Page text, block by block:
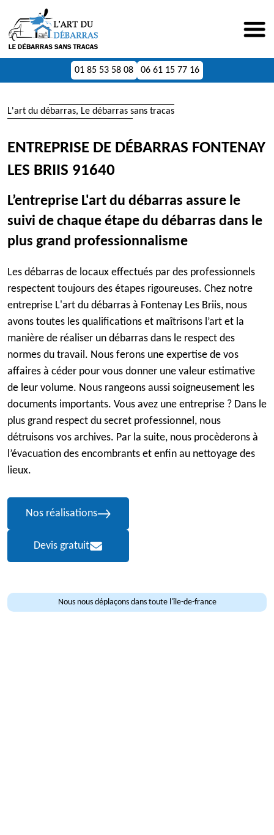
01 85 53 58 08 06 61 15 77 16
L'art du débarras, Le débarras sans tracas
ENTREPRISE DE DÉBARRAS FONTENAY
LES BRIIS 91640
L’entreprise L'art du débarras assure le
suivi de chaque étape du débarras dans le
plus grand professionnalisme
Les débarras de locaux effectués par des professionnels
respectent toujours des étapes rigoureuses. Chez notre
entreprise L'art du débarras à Fontenay Les Briis, nous
avons toutes les qualifications et maîtrisons l’art et la
manière de réaliser un débarras dans le respect des
normes du travail. Nous ferons une expertise de vos
affaires à céder pour vous donner une valeur estimative
de leur volume. Nous rangeons aussi soigneusement les
documents importants. Vous avez une entreprise ? Dans le
plus grand respect du secret professionnel, nous
détruisons vos archives. Par la suite, nous procèderons à
l’évacuation des encombrants et enfin au nettoyage des
lieux.
Nos réalisations
Devis gratuit
Nous nous déplaçons dans toute l'île-de-france